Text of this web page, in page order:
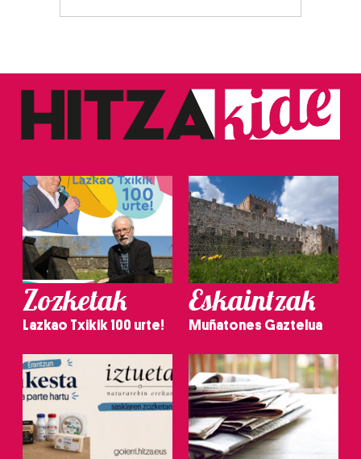
Zozketak
Lazkao Txikik 100 urte!
Eskaintzak
Muñatones Gaztelua